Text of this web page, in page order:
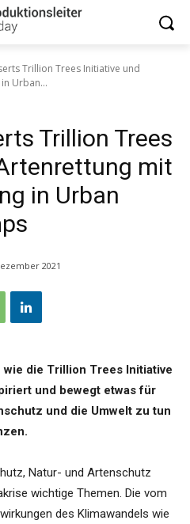
Trillion Trees Initiative und
Urban...
Trillion Trees
mit
in Urban
2021
die Trillion Trees Initiative
und bewegt etwas für
und die Umwelt zu tun
Natur- und Artenschutz
wichtige Themen. Die vom
des Klimawandels wie